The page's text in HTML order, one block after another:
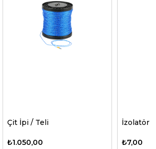
Çit İpi / Teli
₺1.050,00
İzolatör
₺7,00